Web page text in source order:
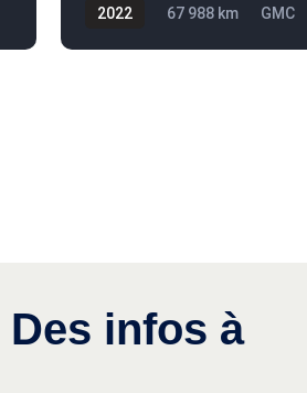
2022 67 988 km GMC
infos à